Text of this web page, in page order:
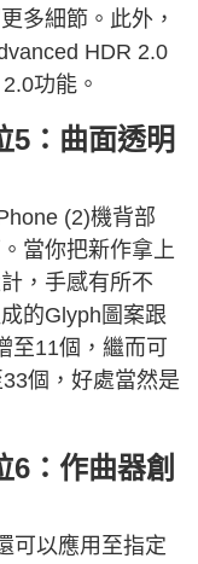
多細節。此外，
HDR 2.0
功能。
：曲面透明
(2)機背部
當你把新作拿上
，手感有所不
的Glyph圖案跟
至11個，繼而可
個，好處當然是
：作曲器創
可以應用至指定